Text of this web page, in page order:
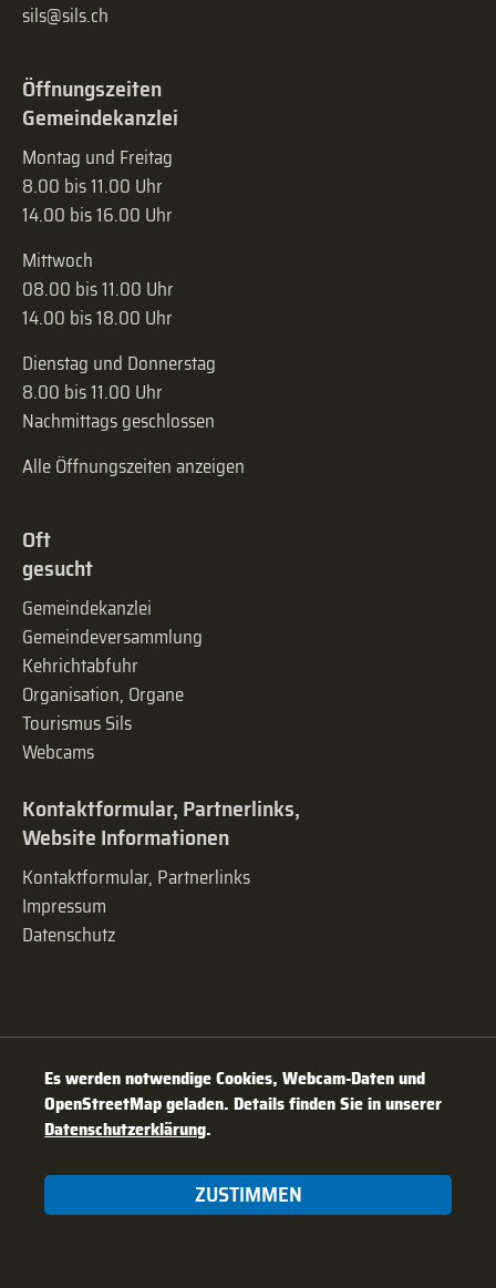
sils@sils.ch
Öffnungszeiten
Gemeindekanzlei
Montag und Freitag
8.00 bis 11.00 Uhr
14.00 bis 16.00 Uhr
Mittwoch
08.00 bis 11.00 Uhr
14.00 bis 18.00 Uhr
Dienstag und Donnerstag
8.00 bis 11.00 Uhr
Nachmittags geschlossen
Alle Öffnungszeiten anzeigen
Oft
gesucht
Gemeindekanzlei
Gemeinde­versammlung
Kehrichtabfuhr
Organisation, Organe
Tourismus Sils
Webcams
Kontaktformular, Partnerlinks,
Website Informationen
Kontaktformular, Partnerlinks
Impressum
Datenschutz
Es werden notwendige Cookies, Webcam-Daten und
OpenStreetMap geladen. Details finden Sie in unserer
Datenschutzerklärung.
ZUSTIMMEN